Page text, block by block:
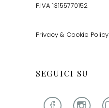
P.IVA 13155770152
Privacy & Cookie Policy
SEGUICI SU